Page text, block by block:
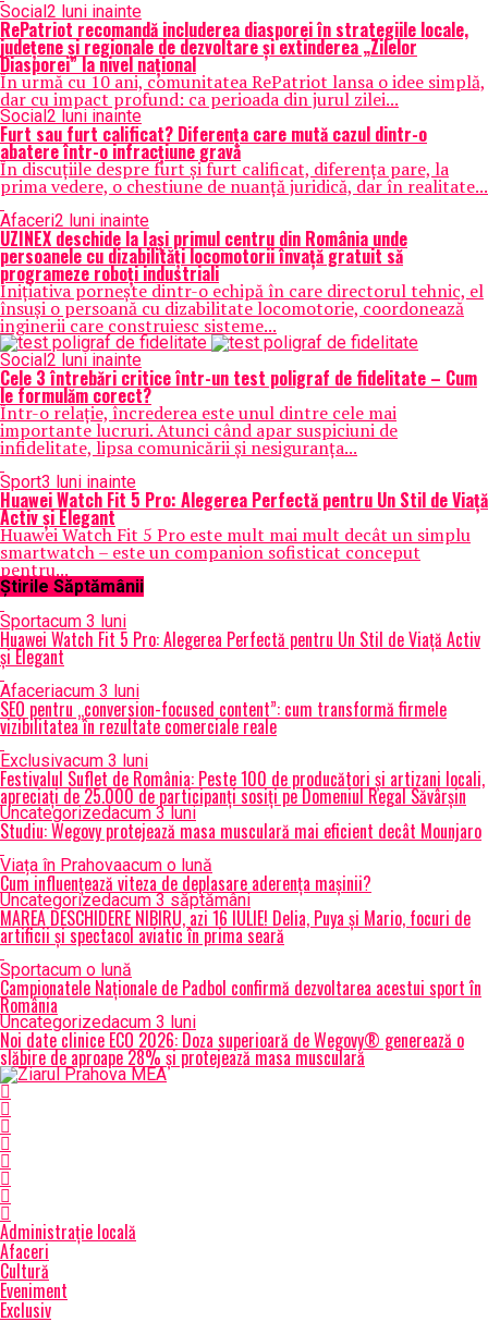
Social2 luni inainte
RePatriot recomandă includerea diasporei în strategiile locale,
județene și regionale de dezvoltare și extinderea „Zilelor
Diasporei” la nivel național
În urmă cu 10 ani, comunitatea RePatriot lansa o idee simplă,
dar cu impact profund: ca perioada din jurul zilei...
Social2 luni inainte
Furt sau furt calificat? Diferența care mută cazul dintr-o
abatere într-o infracțiune gravă
În discuțiile despre furt și furt calificat, diferența pare, la
prima vedere, o chestiune de nuanță juridică, dar în realitate...
Afaceri2 luni inainte
UZINEX deschide la Iași primul centru din România unde
persoanele cu dizabilități locomotorii învață gratuit să
programeze roboți industriali
Inițiativa pornește dintr-o echipă în care directorul tehnic, el
însuși o persoană cu dizabilitate locomotorie, coordonează
inginerii care construiesc sisteme...
Social2 luni inainte
Cele 3 întrebări critice într-un test poligraf de fidelitate – Cum
le formulăm corect?
Într-o relație, încrederea este unul dintre cele mai
importante lucruri. Atunci când apar suspiciuni de
infidelitate, lipsa comunicării și nesiguranța...
Sport3 luni inainte
Huawei Watch Fit 5 Pro: Alegerea Perfectă pentru Un Stil de Viață
Activ și Elegant
Huawei Watch Fit 5 Pro este mult mai mult decât un simplu
smartwatch – este un companion sofisticat conceput
pentru...
Știrile Săptămânii
Sportacum 3 luni
Huawei Watch Fit 5 Pro: Alegerea Perfectă pentru Un Stil de Viață Activ
și Elegant
Afaceriacum 3 luni
SEO pentru „conversion-focused content”: cum transformă firmele
vizibilitatea în rezultate comerciale reale
Exclusivacum 3 luni
Festivalul Suflet de România: Peste 100 de producători și artizani locali,
apreciați de 25.000 de participanți sosiți pe Domeniul Regal Săvârșin
Uncategorizedacum 3 luni
Studiu: Wegovy protejează masa musculară mai eficient decât Mounjaro
Viața în Prahovaacum o lună
Cum influențează viteza de deplasare aderența mașinii?
Uncategorizedacum 3 săptămâni
MAREA DESCHIDERE NIBIRU, azi 16 IULIE! Delia, Puya și Mario, focuri de
artificii și spectacol aviatic în prima seară
Sportacum o lună
Campionatele Naționale de Padbol confirmă dezvoltarea acestui sport în
România
Uncategorizedacum 3 luni
Noi date clinice ECO 2026: Doza superioară de Wegovy® generează o
slăbire de aproape 28% și protejează masa musculară
Administrație locală
Afaceri
Cultură
Eveniment
Exclusiv